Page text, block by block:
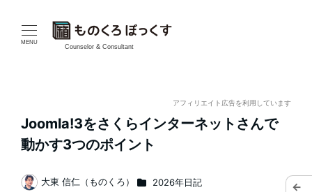
MENU
Counselor & Consultant
アフィリエイト広告を利用しています
Joomla!3をさくらインターネットさんで
動かす3つのポイント
大東 信仁（ものくろ） カテゴリー
2026年日記 ←